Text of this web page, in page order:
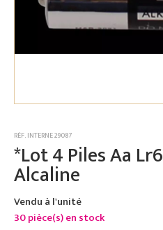
RÉF. INTERNE 29087
*Lot 4 Piles Aa Lr6
Alcaline
Vendu à l'unité
30 pièce(s) en stock